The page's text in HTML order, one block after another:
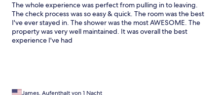
The whole experience was perfect from pulling in to leaving.
The check process was so easy & quick. The room was the best
I've ever stayed in. The shower was the most AWESOME. The
property was very well maintained. It was overall the best
experience I've had
James, Aufenthalt von 1 Nacht